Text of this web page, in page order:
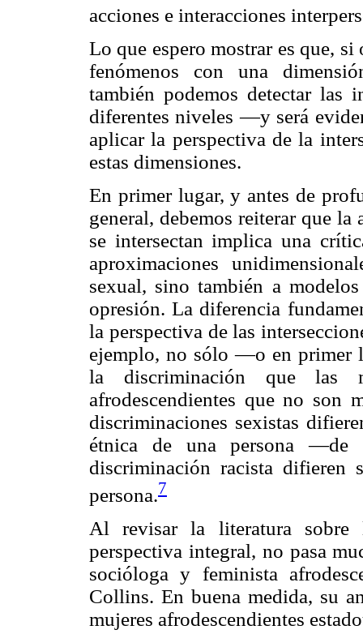
acciones e interacciones
Lo que espero mostrar es que,
fenómenos con una
también podemos detectar las
diferentes niveles —y será
aplicar la perspectiva de la
estas dimensiones.
En primer lugar, y antes de
general, debemos reiterar que
se intersectan implica una
aproximaciones
sexual, sino también a
opresión. La diferencia
la perspectiva de las
ejemplo, no sólo —o en primer
la discriminación que las
afrodescendientes que no son
discriminaciones sexistas
étnica de una persona —de
discriminación racista difieren
persona.7
Al revisar la literatura sobre
perspectiva integral, no pasa
socióloga y feminista
Collins. En buena medida, su
mujeres afrodescendientes